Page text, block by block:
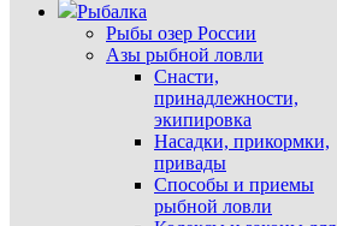
Рыбалка
Рыбы озер России
Азы рыбной ловли
Снасти,
принадлежности,
экипировка
Насадки, прикормки,
привады
Способы и приемы
рыбной ловли